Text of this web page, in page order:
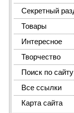
Секретный
Товары
Интересное
Творчество
Поиск по сайту
Все ссылки
Карта сайта